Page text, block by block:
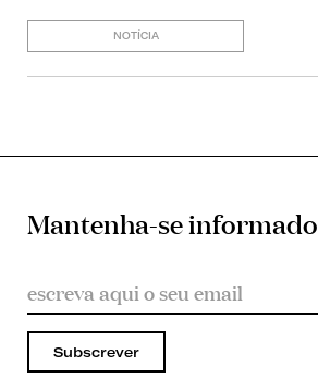
NOTÍCIA
Mantenha-se informado
Subscrever